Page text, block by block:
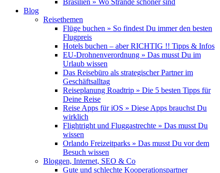
Brasilien » Wo Strände schöner sind
Blog
Reisethemen
Flüge buchen » So findest Du immer den besten
Flugpreis
Hotels buchen – aber RICHTIG !! Tipps & Infos
EU-Drohnenverordnung » Das musst Du im
Urlaub wissen
Das Reisebüro als strategischer Partner im
Geschäftsalltag
Reiseplanung Roadtrip » Die 5 besten Tipps für
Deine Reise
Reise Apps für iOS » Diese Apps brauchst Du
wirklich
Flightright und Fluggastrechte » Das musst Du
wissen
Orlando Freizeitparks » Das musst Du vor dem
Besuch wissen
Bloggen, Internet, SEO & Co
Gute und schlechte Kooperationspartner